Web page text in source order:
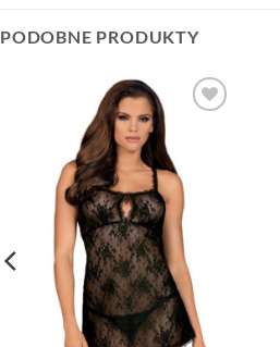
PODOBNE PRODUKTY